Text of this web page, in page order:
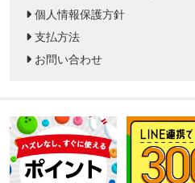
個人情報保護方針
支払方法
お問い合わせ